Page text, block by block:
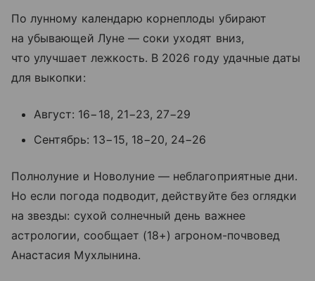
По лунному календарю корнеплоды убирают
на убывающей Луне — соки уходят вниз,
что улучшает лежкость. В 2026 году удачные даты
для выкопки:
Август: 16−18, 21−23, 27−29
Сентябрь: 13−15, 18−20, 24−26
Полнолуние и Новолуние — неблагоприятные дни.
Но если погода подводит, действуйте без оглядки
на звезды: сухой солнечный день важнее
астрологии, сообщает (18+) агроном-почвовед
Анастасия Мухлынина.